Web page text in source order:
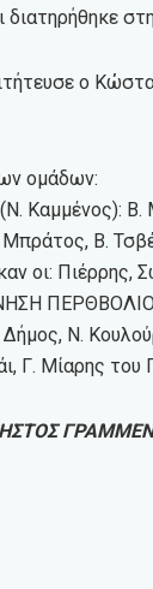
διατηρήθηκε
ο
ομάδων:
Καμμένος): Β.
Β.
οι: Πιέρρης,
ΠΕΡΘΒΟΛΙΟΥ
Ν.
Γ. Μίαρης